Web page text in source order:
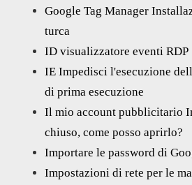
Google Tag Manager
turca
ID visualizzatore eventi RDP
IE Impedisci l'esecuzione
di prima esecuzione
Il mio account pubblicitario
chiuso, come posso aprirlo?
Importare le password di
Impostazioni di rete per le